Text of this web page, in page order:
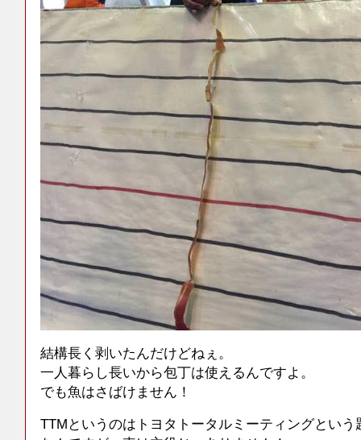
結構長く剥いたんだけどねぇ。
一人暮らし長いから包丁は使えるんですよ。
でも魚はさばけません！
TTMというのはトヨタトータルミーティングとい